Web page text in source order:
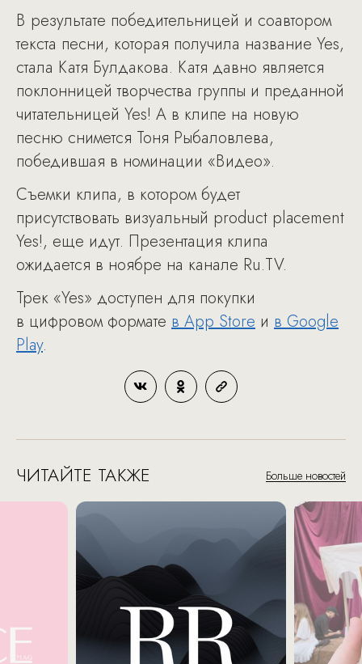
В результате победительницей и соавтором
текста песни, которая получила название Yes,
стала Катя Булдакова. Катя давно является
поклонницей творчества группы и преданной
читательницей Yes! А в клипе на новую
песню снимется Тоня Рыбаловлева,
победившая в номинации «Видео».
Съемки клипа, в котором будет
присутствовать визуальный product placement
Yes!, еще идут. Презентация клипа
ожидается в ноябре на канале Ru.TV.
Трек «Yes» доступен для покупки
в цифровом формате в App Store и в Google
Play.
ЧИТАЙТЕ ТАКЖЕ Больше новостей